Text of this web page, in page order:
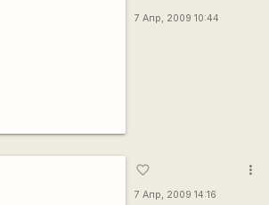
7 Апр, 2009 10:44
favorite_border
7 Апр, 2009 14:16
more_vert